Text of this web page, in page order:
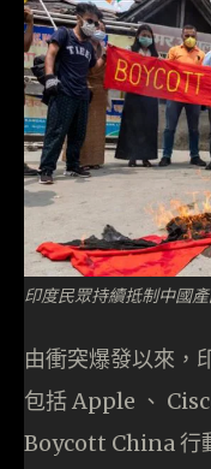
印度民眾持續抵制中國產
由衝突爆發以來，
包括 Apple 、
Boycott China 行